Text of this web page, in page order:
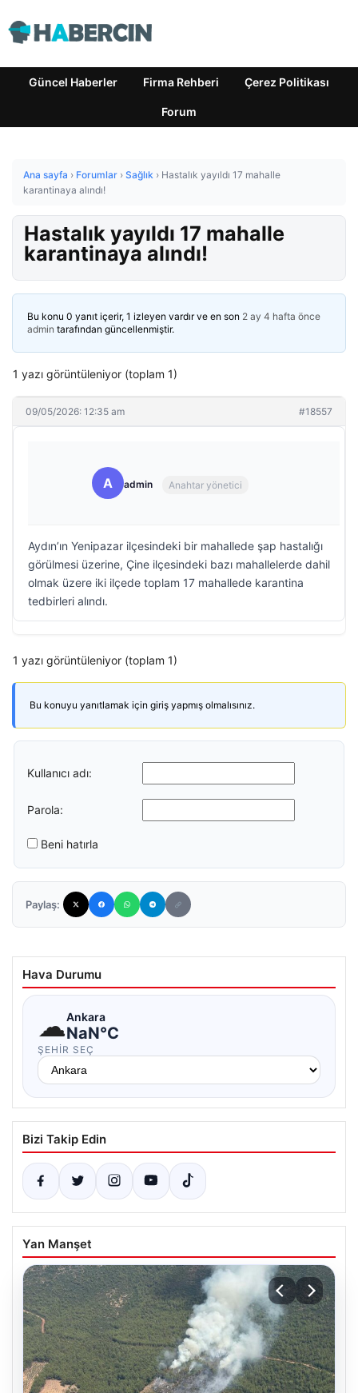
Güncel Haberler Firma Rehberi Çerez Politikası
Forum
Ana sayfa › Forumlar › Sağlık › Hastalık yayıldı 17 mahalle
karantinaya alındı!
Hastalık yayıldı 17 mahalle
karantinaya alındı!
Bu konu 0 yanıt içerir, 1 izleyen vardır ve en son 2 ay 4 hafta önce
admin tarafından güncellenmiştir.
1 yazı görüntüleniyor (toplam 1)
09/05/2026: 12:35 am #18557
A admin Anahtar yönetici
Aydın’ın Yenipazar ilçesindeki bir mahallede şap hastalığı
görülmesi üzerine, Çine ilçesindeki bazı mahallelerde dahil
olmak üzere iki ilçede toplam 17 mahallede karantina
tedbirleri alındı.
1 yazı görüntüleniyor (toplam 1)
Bu konuyu yanıtlamak için giriş yapmış olmalısınız.
Kullanıcı adı:
Parola:
Beni hatırla
Paylaş:
Hava Durumu
☁Ankara
NaN°C
ŞEHIR SEÇ
Bizi Takip Edin
Yan Manşet